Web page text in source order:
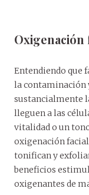
Oxigenación
Entendiendo que
la contaminación
sustancialmente
lleguen a las
vitalidad o un
oxigenación
tonifican y
beneficios
oxigenantes de